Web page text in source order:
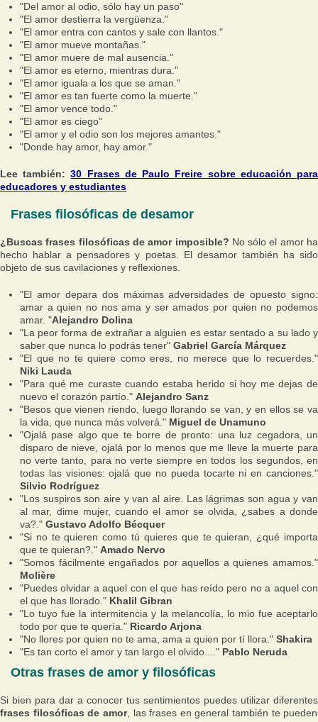
"Del amor al odio, sólo hay un paso"
"El amor destierra la vergüenza."
"El amor entra con cantos y sale con llantos."
"El amor mueve montañas."
"El amor muere de mal ausencia."
"El amor es eterno, mientras dura."
"El amor iguala a los que se aman."
"El amor es tan fuerte como la muerte."
"El amor vence todo."
"El amor es ciego"
"El amor y el odio son los mejores amantes."
"Donde hay amor, hay amor."
Lee también:30 Frases de Paulo Freire sobre educación para
educadores y estudiantes
Frases filosóficas de desamor
¿Buscas frases filosóficas de amor imposible? No sólo el amor ha
hecho hablar a pensadores y poetas. El desamor también ha sido
objeto de sus cavilaciones y reflexiones.
"El amor depara dos máximas adversidades de opuesto signo:
amar a quien no nos ama y ser amados por quien no podemos
amar. "Alejandro Dolina
"La peor forma de extrañar a alguien es estar sentado a su lado y
saber que nunca lo podrás tener" Gabriel García Márquez
"El que no te quiere como eres, no merece que lo recuerdes."
Niki Lauda
"Para qué me curaste cuando estaba herido si hoy me dejas de
nuevo el corazón partío." Alejandro Sanz
"Besos que vienen riendo, luego llorando se van, y en ellos se va
la vida, que nunca más volverá." Miguel de Unamuno
"Ojalá pase algo que te borre de pronto: una luz cegadora, un
disparo de nieve, ojalá por lo menos que me lleve la muerte para
no verte tanto, para no verte siempre en todos los segundos, en
todas las visiones: ojalá que no pueda tocarte ni en canciones."
Silvio Rodríguez
"Los suspiros son aire y van al aire. Las lágrimas son agua y van
al mar, dime mujer, cuando el amor se olvida, ¿sabes a donde
va?." Gustavo Adolfo Bécquer
"Si no te quieren como tú quieres que te quieran, ¿qué importa
que te quieran?." Amado Nervo
"Somos fácilmente engañados por aquellos a quienes amamos."
Molière
"Puedes olvidar a aquel con el que has reído pero no a aquel con
el que has llorado." Khalil Gibran
"Lo tuyo fue la intermitencia y la melancolía, lo mio fue aceptarlo
todo por que te quería." Ricardo Arjona
"No llores por quien no te ama, ama a quien por tí llora." Shakira
"Es tan corto el amor y tan largo el olvido...." Pablo Neruda
Otras frases de amor y filosóficas
Si bien para dar a conocer tus sentimientos puedes utilizar diferentes
frases filosóficas de amor, las frases en general también te pueden